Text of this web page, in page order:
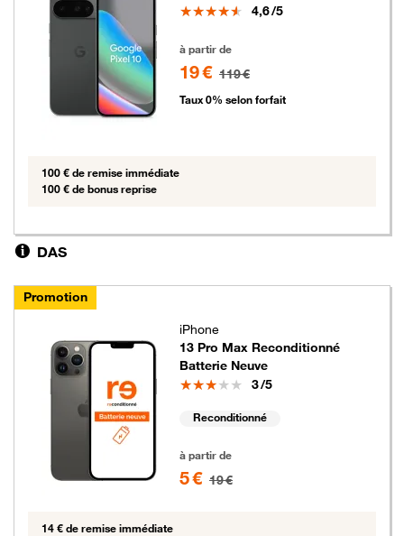
Note
4,6/5
à partir de
19 € 119 €
Taux 0% selon forfait
100 € de remise immédiate
100 € de bonus reprise
DAS
Promotion
iPhone
13 Pro Max Reconditionné
Batterie Neuve
Note
3/5
Reconditionné
à partir de
5 € 19 €
14 € de remise immédiate